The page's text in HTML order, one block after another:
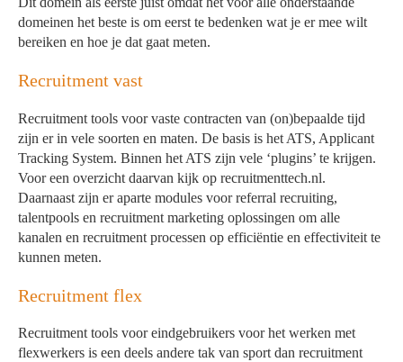
domeinen het beste is om eerst te bedenken wat je er mee wilt
bereiken en hoe je dat gaat meten.
Recruitment vast
Recruitment tools voor vaste contracten van (on)bepaalde tijd
zijn er in vele soorten en maten. De basis is het ATS, Applicant
Tracking System. Binnen het ATS zijn vele ‘plugins’ te krijgen.
Voor een overzicht daarvan kijk op recruitmenttech.nl.
Daarnaast zijn er aparte modules voor referral recruiting,
talentpools en recruitment marketing oplossingen om alle
kanalen en recruitment processen op efficiëntie en effectiviteit te
kunnen meten.
Recruitment flex
Recruitment tools voor eindgebruikers voor het werken met
flexwerkers is een deels andere tak van sport dan recruitment